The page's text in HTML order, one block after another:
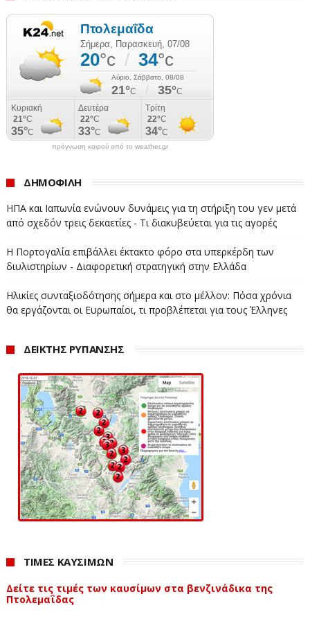
πρόγνωση καιρού από το weather.gr
ΔΗΜΟΦΙΛΗ
ΗΠΑ και Ιαπωνία ενώνουν δυνάμεις για τη στήριξη του γεν μετά
από σχεδόν τρεις δεκαετίες - Τι διακυβεύεται για τις αγορές
Η Πορτογαλία επιβάλλει έκτακτο φόρο στα υπερκέρδη των
διυλιστηρίων - Διαφορετική στρατηγική στην Ελλάδα
Ηλικίες συνταξιοδότησης σήμερα και στο μέλλον: Πόσα χρόνια
θα εργάζονται οι Ευρωπαίοι, τι προβλέπεται για τους Έλληνες
ΔΕΙΚΤΗΣ ΡΥΠΑΝΣΗΣ
ΤΙΜΕΣ ΚΑΥΣΙΜΩΝ
Δείτε τις τιμές των καυσίμων στα βενζινάδικα της
Πτολεμαΐδας